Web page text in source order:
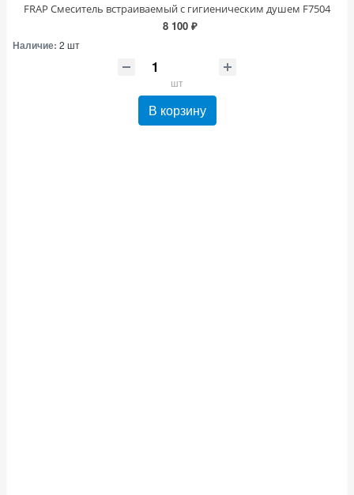
FRAP Смеситель встраиваемый с гигиеническим душем F7504
8 100 ₽
Наличие: 2 шт
шт
В корзину